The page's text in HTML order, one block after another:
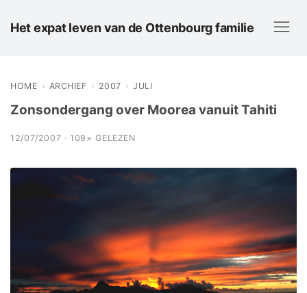
Het expat leven van de Ottenbourg familie
HOME › ARCHIEF › 2007 › JULI
Zonsondergang over Moorea vanuit Tahiti
12/07/2007 · 109× GELEZEN